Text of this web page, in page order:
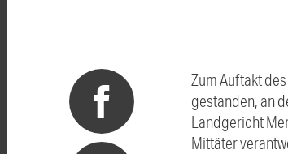
Zum Auftakt
gestanden, an
Landgericht
Mittäter